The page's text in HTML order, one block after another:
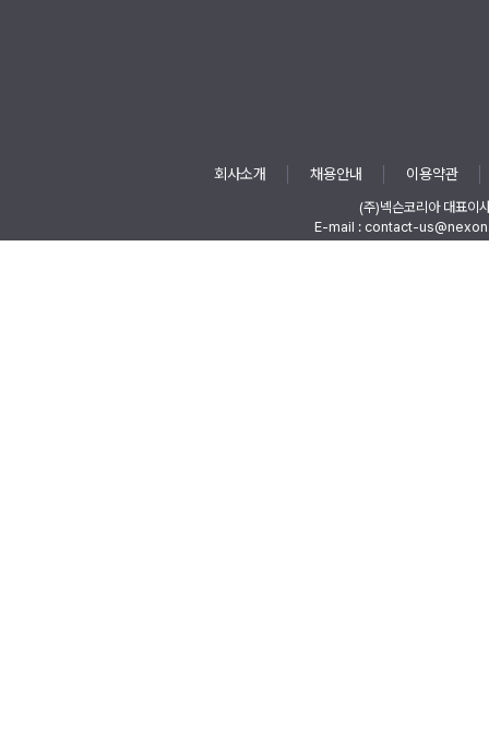
회사소개 채용안내 이용약관
(주)넥슨코리아 대표이
E-mail : contact-